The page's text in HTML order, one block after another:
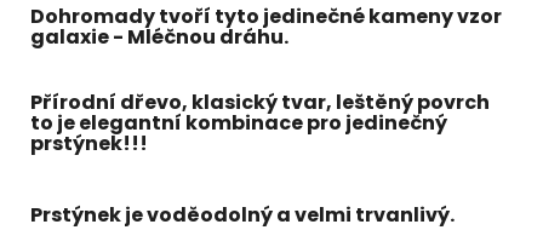
Dohromady tvoří tyto jedinečné kameny vzor
galaxie - Mléčnou dráhu.
Přírodní dřevo, klasický tvar, leštěný povrch
to je elegantní kombinace pro jedinečný
prstýnek!!!
Prstýnek je voděodolný a velmi trvanlivý.